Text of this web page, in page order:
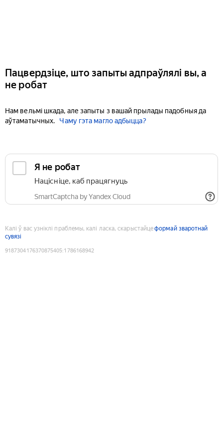
Пацвердзіце, што запыты адпраўлялі вы, а
не робат
Нам вельмі шкада, але запыты з вашай прылады падобныя да
аўтаматычных.
Чаму гэта магло адбыцца?
Я не робат
Націсніце, каб працягнуць
SmartCaptcha by Yandex Cloud
Калі ў вас узніклі праблемы, калі ласка, скарыстайцеформай зваротнай
сувязі
9187304176370875405:1786168942